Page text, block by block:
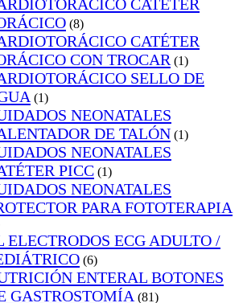
CATÉTER
(8)
CATÉTER
CON TROCAR (1)
SELLO DE
(1)
NEONATALES
DE TALÓN (1)
NEONATALES
PICC (1)
NEONATALES
PARA FOTOTERAPIA
ELECTRODOS ECG ADULTO /
(6)
ENTERAL BOTONES
GASTROSTOMÍA (81)